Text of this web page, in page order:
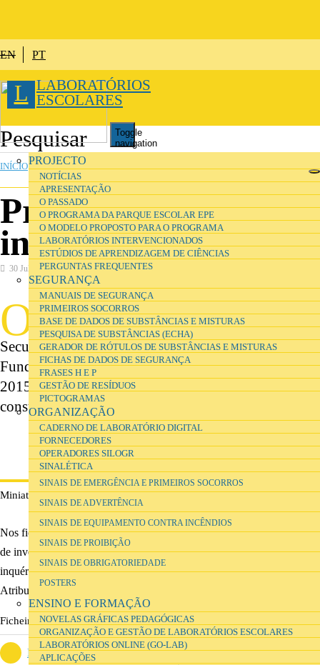
EN PT
L LABORATÓRIOS
ESCOLARES
Toggle
navigation
PROJECTO
NOTÍCIAS
APRESENTAÇÃO
O PASSADO
O PROGRAMA DA PARQUE ESCOLAR EPE
O MODELO PROPOSTO PARA O PROGRAMA
LABORATÓRIOS INTERVENCIONADOS
ESTÚDIOS DE APRENDIZAGEM DE CIÊNCIAS
PERGUNTAS FREQUENTES
SEGURANÇA
MANUAIS DE SEGURANÇA
PRIMEIROS SOCORROS
BASE DE DADOS DE SUBSTÂNCIAS E MISTURAS
PESQUISA DE SUBSTÂNCIAS (ECHA)
GERADOR DE RÓTULOS DE SUBSTÂNCIAS E MISTURAS
FICHAS DE DADOS DE SEGURANÇA
FRASES H E P
GESTÃO DE RESÍDUOS
PICTOGRAMAS
ORGANIZAÇÃO
CADERNO DE LABORATÓRIO DIGITAL
FORNECEDORES
OPERADORES SILOGR
SINALÉTICA
SINAIS DE EMERGÊNCIA E PRIMEIROS SOCORROS
SINAIS DE ADVERTÊNCIA
SINAIS DE EQUIPAMENTO CONTRA INCÊNDIOS
SINAIS DE PROIBIÇÃO
SINAIS DE OBRIGATORIEDADE
POSTERS
ENSINO E FORMAÇÃO
NOVELAS GRÁFICAS PEDAGÓGICAS
ORGANIZAÇÃO E GESTÃO DE LABORATÓRIOS ESCOLARES
LABORATÓRIOS ONLINE (GO-LAB)
APLICAÇÕES
ESTÁ AQUI
INÍCIO»INVESTIGAÇÃO
Projecto de
investigação
30 Julho 2016 Investigação
O projecto Atitudes, Expectativas e Práticas nos
novos laboratórios escolares do Ensino
Secundário foi um projecto financiado pela
Fundação para a Ciência e Tecnologia entre 2013-
2015, cujos documentos e resultados poderá
consultar nesta secção.
Miniatura do poster
Nos ficheiros em baixo, poderá consultar um breve resumo do projecto
de investigação e a folha de cálculo com os dados recolhidos no
inquérito por questionário, sob uma licença Creative Commons
Atribuição.
Ficheiros
Project Chart (2012) (143.41 KB)